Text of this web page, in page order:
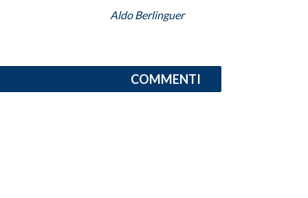
Aldo Berlinguer
COMMENTI